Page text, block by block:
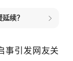
续？
事引发网友关